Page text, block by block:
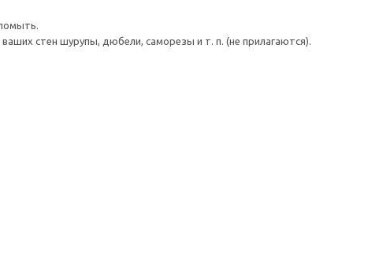
стен шурупы, дюбели, саморезы и т. п. (не прилагаются).